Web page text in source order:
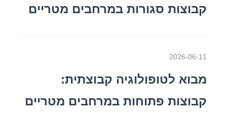
קבוצות סגורות במרחבים מטריים
2026-06-11
מבוא לטופולוגיה קבוצתית:
קבוצות פתוחות במרחבים מטריים